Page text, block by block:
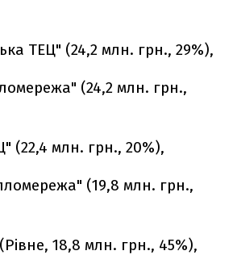
ТЕЦ" (24,2 млн. грн., 29%),
(24,2 млн. грн.,
(22,4 млн. грн., 20%),
(19,8 млн. грн.,
18,8 млн. грн., 45%),